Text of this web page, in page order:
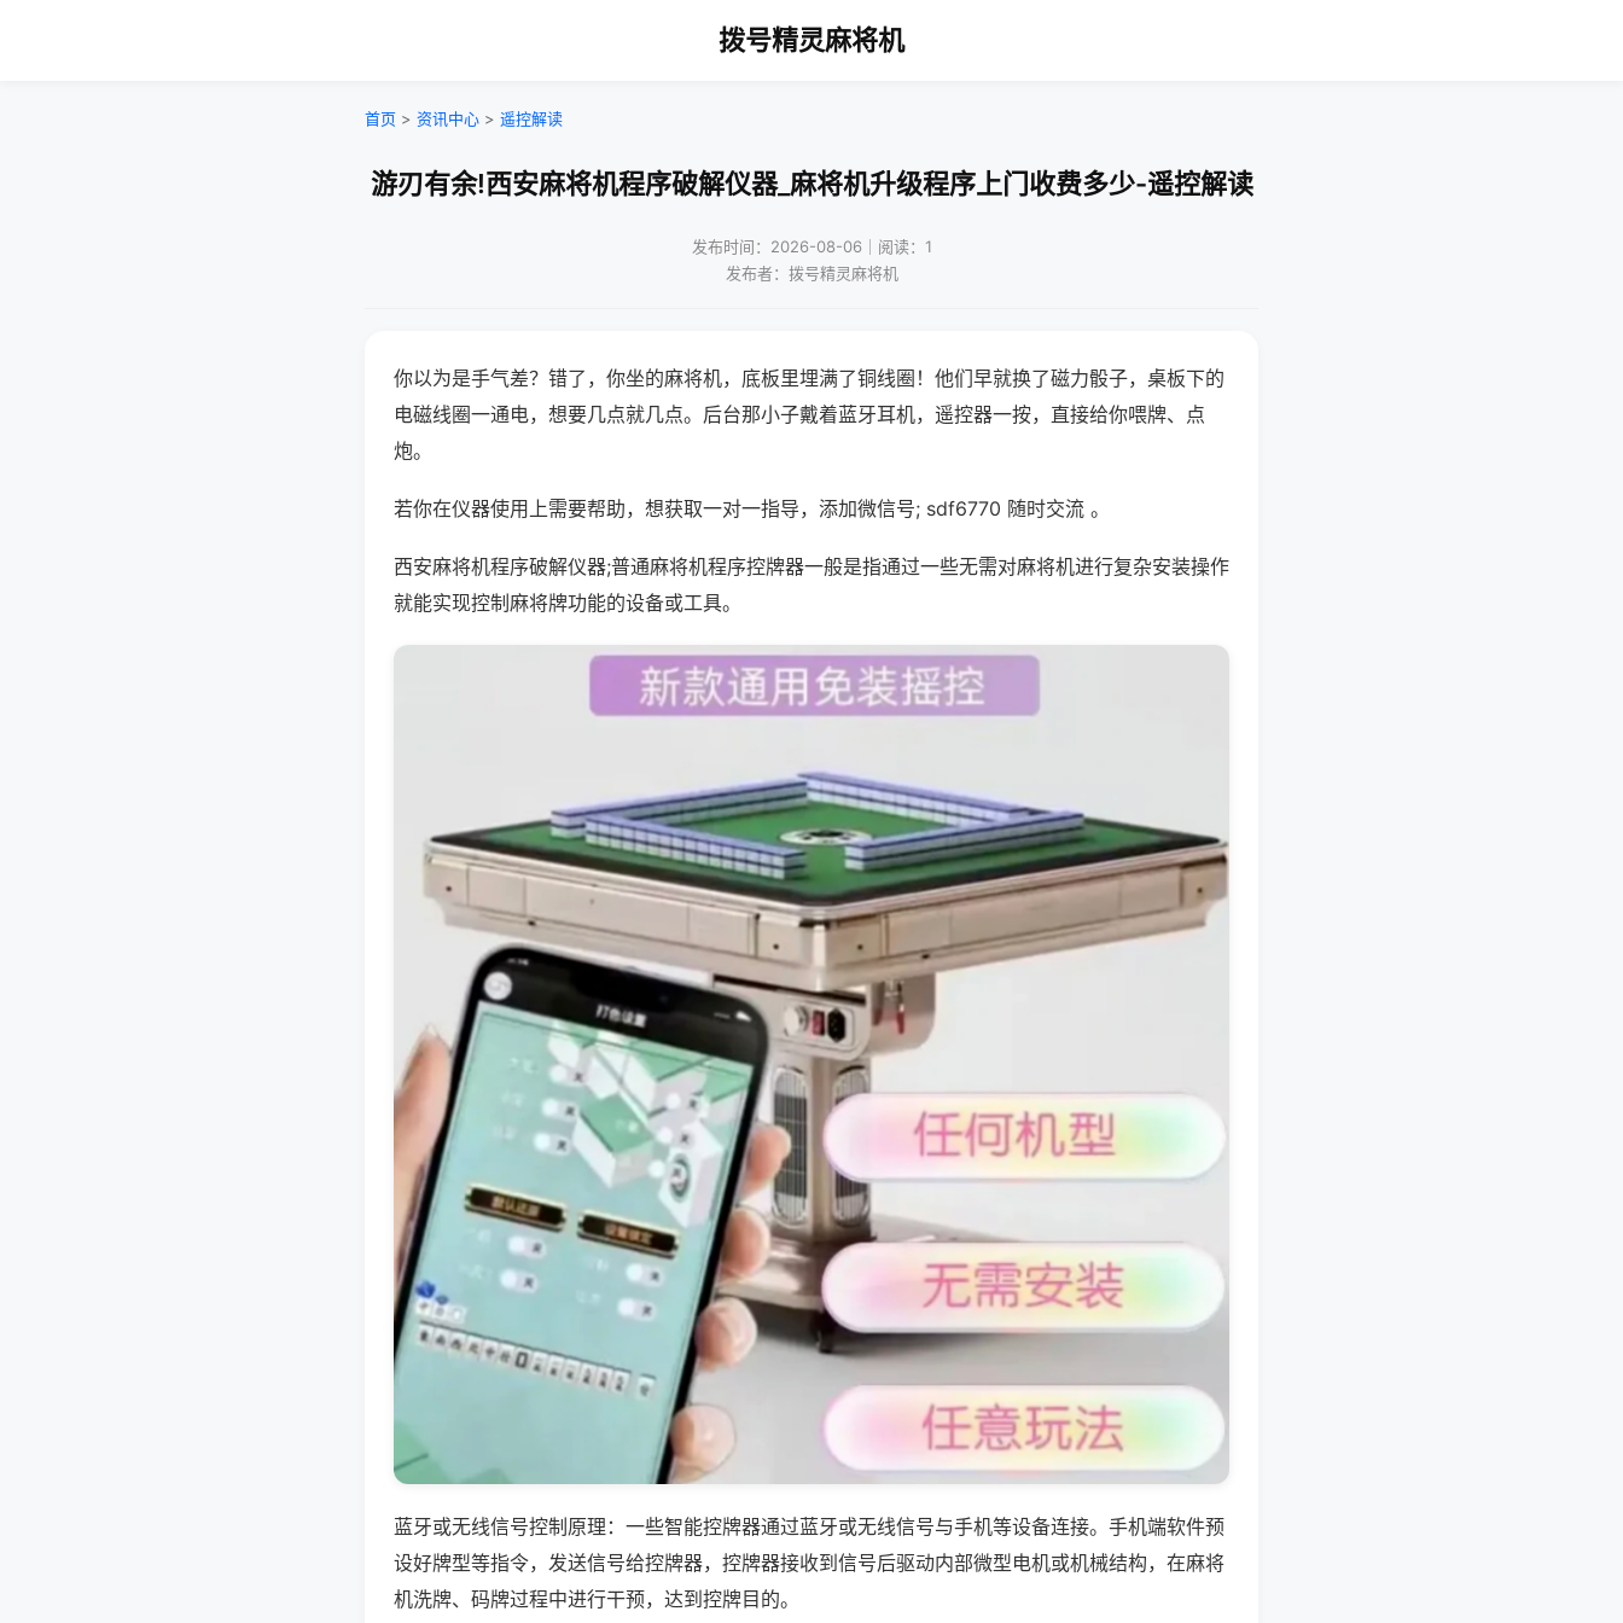
拨号精灵麻将机
首页 > 资讯中心 > 遥控解读
游刃有余!西安麻将机程序破解仪器_麻将机升级程序上门收费多少-遥控解读
发布时间：2026-08-06｜阅读：1
发布者：拨号精灵麻将机
你以为是手气差？错了，你坐的麻将机，底板里埋满了铜线圈！他们早就换了磁力骰子，桌板下的
电磁线圈一通电，想要几点就几点。后台那小子戴着蓝牙耳机，遥控器一按，直接给你喂牌、点
炮。
若你在仪器使用上需要帮助，想获取一对一指导，添加微信号; sdf6770 随时交流 。
西安麻将机程序破解仪器;普通麻将机程序控牌器一般是指通过一些无需对麻将机进行复杂安装操作
就能实现控制麻将牌功能的设备或工具。
蓝牙或无线信号控制原理：一些智能控牌器通过蓝牙或无线信号与手机等设备连接。手机端软件预
设好牌型等指令，发送信号给控牌器，控牌器接收到信号后驱动内部微型电机或机械结构，在麻将
机洗牌、码牌过程中进行干预，达到控牌目的。